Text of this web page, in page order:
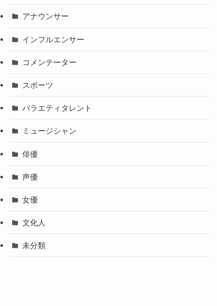
アナウンサー
インフルエンサー
コメンテーター
スポーツ
バラエティタレント
ミュージシャン
俳優
声優
女優
文化人
未分類